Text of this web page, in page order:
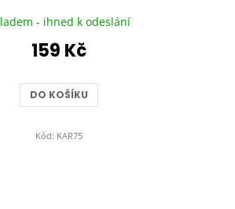
- ihned k odeslání
159 Kč
DO KOŠÍKU
Kód: KAR75